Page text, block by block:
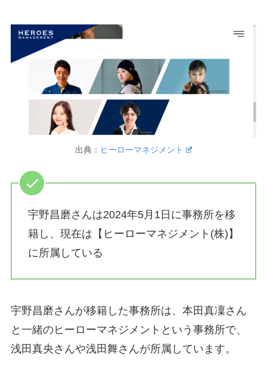
出典： ヒーローマネジメント
宇野昌磨さんは2024年5月1日に事務所を移
籍し、現在は【ヒーローマネジメント(株)】
に所属している
宇野昌磨さんが移籍した事務所は、本田真凜さん
と一緒のヒーローマネジメントという事務所で、
浅田真央さんや浅田舞さんが所属しています。